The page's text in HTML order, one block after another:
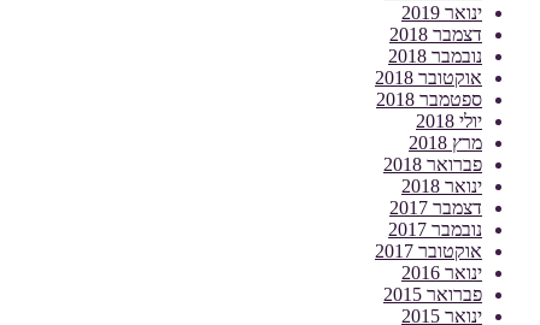
ינואר 2019
דצמבר 2018
נובמבר 2018
אוקטובר 2018
ספטמבר 2018
יולי 2018
מרץ 2018
פברואר 2018
ינואר 2018
דצמבר 2017
נובמבר 2017
אוקטובר 2017
ינואר 2016
פברואר 2015
ינואר 2015